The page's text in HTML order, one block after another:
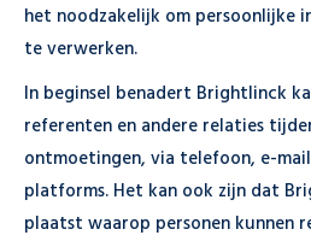
het noodzakelijk om persoonlijke
te verwerken.
In beginsel benadert Brightlinck
referenten en andere relaties
ontmoetingen, via telefoon, e-
platforms. Het kan ook zijn dat
plaatst waarop personen kunnen